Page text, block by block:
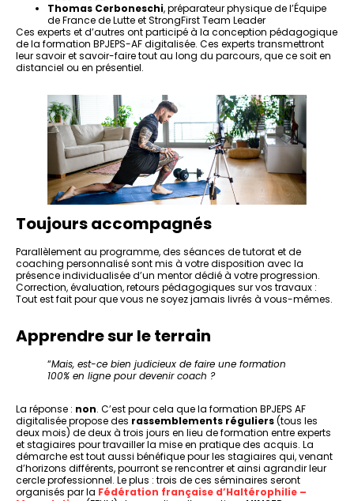
Thomas Cerboneschi, préparateur physique de l’Équipe
de France de Lutte et StrongFirst Team Leader
Ces experts et d’autres ont participé à la conception pédagogique
de la formation BPJEPS-AF digitalisée. Ces experts transmettront
leur savoir et savoir-faire tout au long du parcours, que ce soit en
distanciel ou en présentiel.
Toujours accompagnés
Parallèlement au programme, des séances de tutorat et de
coaching personnalisé sont mis à votre disposition avec la
présence individualisée d’un mentor dédié à votre progression.
Correction, évaluation, retours pédagogiques sur vos travaux :
Tout est fait pour que vous ne soyez jamais livrés à vous-mêmes.
Apprendre sur le terrain
“Mais, est-ce bien judicieux de faire une formation
100% en ligne pour devenir coach ?
La réponse : non. C’est pour cela que la formation BPJEPS AF
digitalisée propose des rassemblements réguliers(tous les
deux mois) de deux à trois jours en lieu de formation entre experts
et stagiaires pour travailler la mise en pratique des acquis. La
démarche est tout aussi bénéfique pour les stagiaires qui, venant
d’horizons différents, pourront se rencontrer et ainsi agrandir leur
cercle professionnel. Le plus : trois de ces séminaires seront
organisés par la Fédération française d’Haltérophilie –